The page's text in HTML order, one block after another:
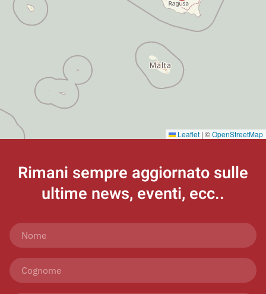
Leaflet | ©OpenStreetMap
Rimani sempre aggiornato sulle
ultime news, eventi, ecc..